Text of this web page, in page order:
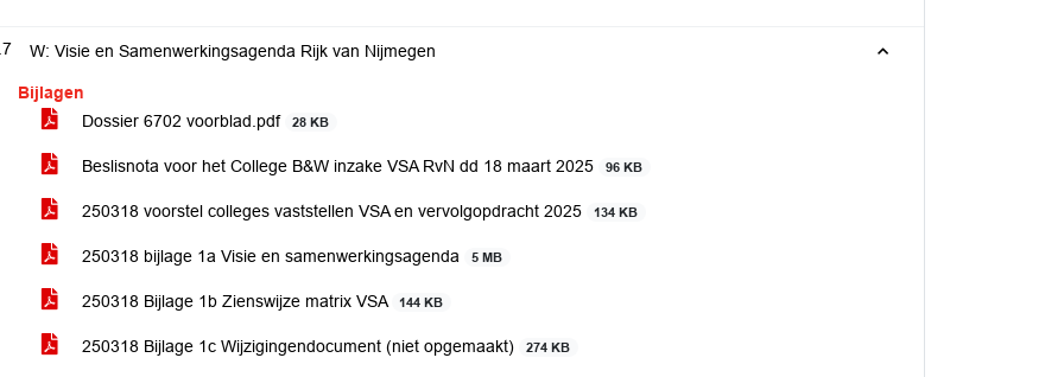
W: Visie en Samenwerkingsagenda Rijk van Nijmegen
Bijlagen
Dossier 6702 voorblad.pdf
28 KB
Beslisnota voor het College B&W inzake VSA RvN dd 18 maart 2025 96 KB
250318 voorstel colleges vaststellen VSA en vervolgopdracht 2025 134 KB
250318 bijlage 1a Visie en samenwerkingsagenda 5 MB
250318 Bijlage 1b Zienswijze matrix VSA 144 KB
250318 Bijlage 1c Wijzigingendocument (niet opgemaakt) 274 KB